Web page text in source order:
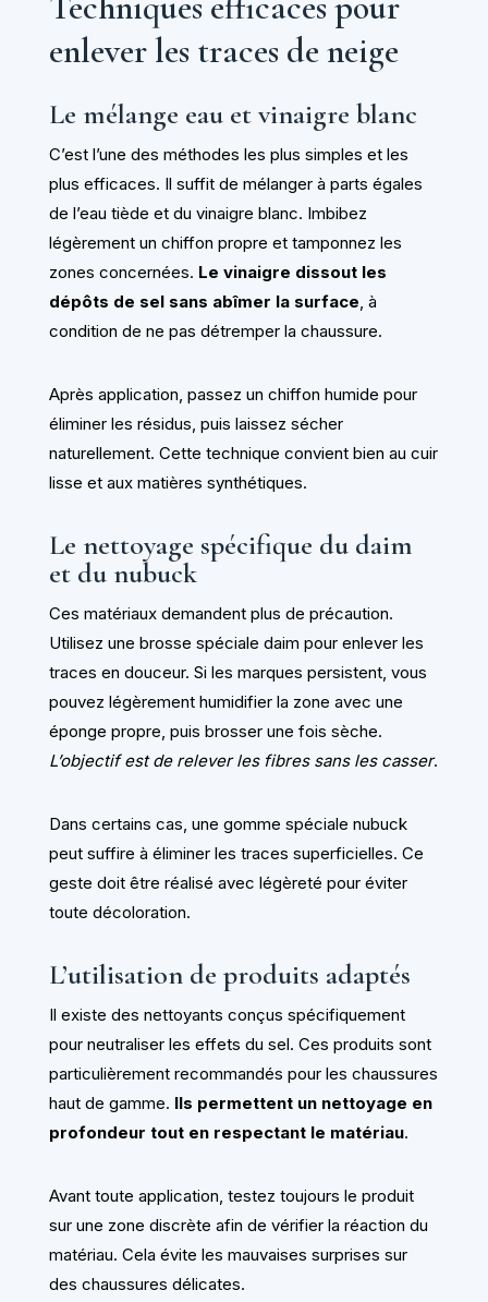
enlever les traces de neige
Le mélange eau et vinaigre blanc
C’est l’une des méthodes les plus simples et les
plus efficaces. Il suffit de mélanger à parts égales
de l’eau tiède et du vinaigre blanc. Imbibez
légèrement un chiffon propre et tamponnez les
zones concernées. Le vinaigre dissout les
dépôts de sel sans abîmer la surface , à
condition de ne pas détremper la chaussure.
Après application, passez un chiffon humide pour
éliminer les résidus, puis laissez sécher
naturellement. Cette technique convient bien au cuir
lisse et aux matières synthétiques.
Le nettoyage spécifique du daim
et du nubuck
Ces matériaux demandent plus de précaution.
Utilisez une brosse spéciale daim pour enlever les
traces en douceur. Si les marques persistent, vous
pouvez légèrement humidifier la zone avec une
éponge propre, puis brosser une fois sèche.
L’objectif est de relever les fibres sans les casser.
Dans certains cas, une gomme spéciale nubuck
peut suffire à éliminer les traces superficielles. Ce
geste doit être réalisé avec légèreté pour éviter
toute décoloration.
L’utilisation de produits adaptés
Il existe des nettoyants conçus spécifiquement
pour neutraliser les effets du sel. Ces produits sont
particulièrement recommandés pour les chaussures
haut de gamme. Ils permettent un nettoyage en
profondeur tout en respectant le matériau.
Avant toute application, testez toujours le produit
sur une zone discrète afin de vérifier la réaction du
matériau. Cela évite les mauvaises surprises sur
des chaussures délicates.